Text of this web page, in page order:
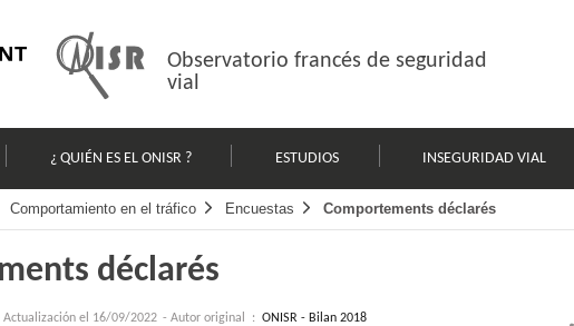
Observatorio francés de seguridad
vial
¿ QUIÉN ES EL ONISR ? ESTUDIOS INSEGURIDAD VIAL
Comportamiento en el tráfico Encuestas Comportements déclarés
déclarés
Actualización el 16/09/2022 - Autor original : ONISR - Bilan 2018